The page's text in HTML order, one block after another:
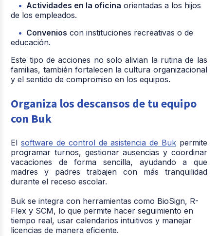
Actividades en la oficina orientadas a los hijos
de los empleados.
Convenios con instituciones recreativas o de
educación.
Este tipo de acciones no solo alivian la rutina de las
familias, también fortalecen la cultura organizacional
y el sentido de compromiso en los equipos.
Organiza los descansos de tu equipo
con Buk
Elsoftware de control de asistencia de Bukpermite
programar turnos, gestionar ausencias y coordinar
vacaciones de forma sencilla, ayudando a que
madres y padres trabajen con más tranquilidad
durante el receso escolar.
Buk se integra con herramientas como BioSign, R-
Flex y SCM, lo que permite hacer seguimiento en
tiempo real, usar calendarios intuitivos y manejar
licencias de manera eficiente.